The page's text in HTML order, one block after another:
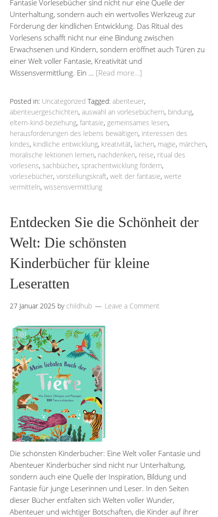
Fantasie Vorlesebücher sind nicht nur eine Quelle der
Unterhaltung, sondern auch ein wertvolles Werkzeug zur
Förderung der kindlichen Entwicklung. Das Ritual des
Vorlesens schafft nicht nur eine Bindung zwischen
Erwachsenen und Kindern, sondern eröffnet auch Türen zu
einer Welt voller Fantasie, Kreativität und
Wissensvermittlung. Ein … [Read more…]
Posted in: Uncategorized Tagged: abenteuer,
abenteuergeschichten, auswahl an vorlesebüchern, bindung,
eltern-kind-beziehung, fantasie, gemeinsames lesen,
herausforderungen des lebens bewältigen, interessen des
kindes, kindliche entwicklung, kreativität, lachen, magie, märchen,
moralische lektionen lernen, nachdenken, reise, ritual des
vorlesens, sachbücher, sprachentwicklung fördern,
vorlesebücher, vorstellungskraft, welt der fantasie, werte
vermitteln, wissensvermittlung
Entdecken Sie die Schönheit der
Welt: Die schönsten
Kinderbücher für kleine
Leseratten
27 Januar 2025 by childhub Leave a Comment
Die schönsten Kinderbücher: Eine Welt voller Fantasie und
Abenteuer Kinderbücher sind nicht nur Unterhaltung,
sondern auch eine Quelle der Inspiration, Bildung und
Fantasie für junge Leserinnen und Leser. In den Seiten
dieser Bücher entfalten sich Welten voller Wunder,
Abenteuer und wichtiger Botschaften, die Kinder auf ihrer